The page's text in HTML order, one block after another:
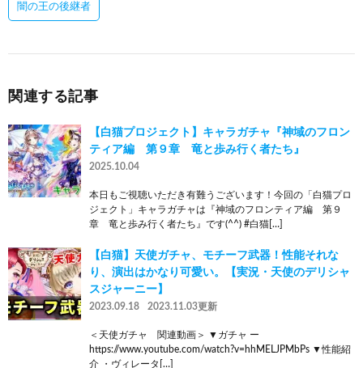
闇の王の後継者
関連する記事
【白猫プロジェクト】キャラガチャ『神域のフロン
ティア編 第９章 竜と歩み行く者たち』
2025.10.04
本日もご視聴いただき有難うございます！今回の「白猫プロ
ジェクト」キャラガチャは『神域のフロンティア編 第９
章 竜と歩み行く者たち』です(^^) #白猫[…]
【白猫】天使ガチャ、モチーフ武器！性能それな
り、演出はかなり可愛い。【実況・天使のデリシャ
スジャーニー】
2023.09.18 2023.11.03更新
＜天使ガチャ 関連動画＞ ▼ガチャ ー
https://www.youtube.com/watch?v=hhMELJPMbPs ▼性能紹
介 ・ヴィレータ[…]